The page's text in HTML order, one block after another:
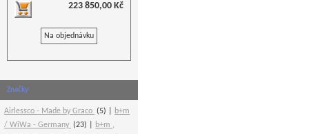
223 850,00 Kč
Na objednávku
Značky
Airlessco - Made by Graco (5)
b+m
/ WiWa - Germany (23)
b+m ,